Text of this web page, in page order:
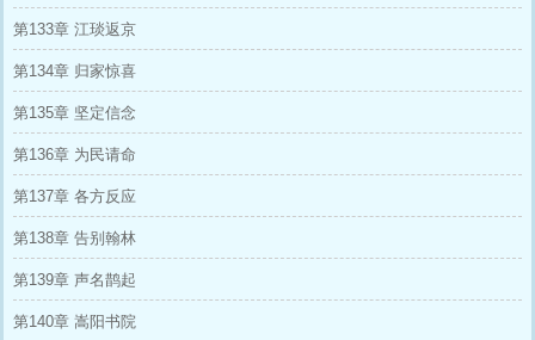
第133章 江琰返京
第134章 归家惊喜
第135章 坚定信念
第136章 为民请命
第137章 各方反应
第138章 告别翰林
第139章 声名鹊起
第140章 嵩阳书院